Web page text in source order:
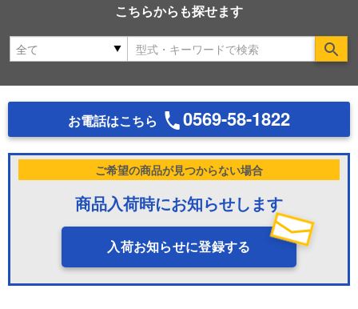
こちらからも探せます
お電話はこちら 0569-58-1822
ご希望の商品が見つからない場合
商品入荷時にお知らせします
入荷お知らせに登録する